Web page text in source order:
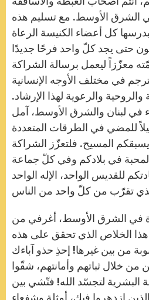
الشرق الأوسط. مع تسليم هذه
بدرسها كل أعضاء الكنيسة الرعاة
حتى يجد كلّ واحد فرحًا جديدًا
معزّزاً ليعمل برسالة الشراكة
في مختلف الأوجه الإنسانية
والروحية والرعوية لهذا الإرشاد.
في لبنان والشرق الأوسط، آمل
للمضي في الطرقات المتعددة
المسيح. فلتعزّز الشراكة
في بلادكم وفي كلّ جماعة
للقديس الواحد، الإله الواحد
في الشرق الأوسط، أغرفي من
هذا الخلاص الذي تحقق على هذه
من بين غيرها! إحذِ حذو آباءك
من خلال ثباتهم وأمانتهم، شقّوا
البشرية لتجسّد الله! فتّشي بين
ازدهروا فيك، أمثلة وشفعاء